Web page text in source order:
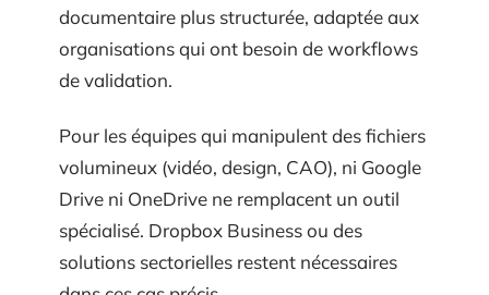
documentaire plus structurée, adaptée aux
organisations qui ont besoin de workflows
de validation.
Pour les équipes qui manipulent des fichiers
volumineux (vidéo, design, CAO), ni Google
Drive ni OneDrive ne remplacent un outil
spécialisé. Dropbox Business ou des
solutions sectorielles restent nécessaires